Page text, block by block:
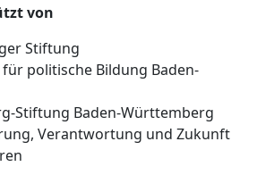
von
Stiftung
politische Bildung Baden-
Stiftung Baden-Württemberg
Verantwortung und Zukunft